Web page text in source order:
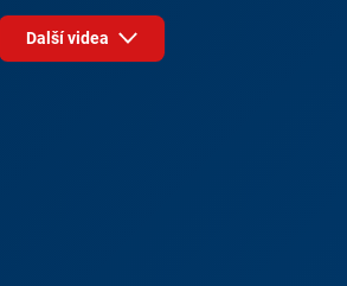
Další videa